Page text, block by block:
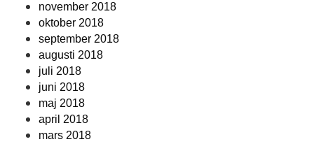
november 2018
oktober 2018
september 2018
augusti 2018
juli 2018
juni 2018
maj 2018
april 2018
mars 2018